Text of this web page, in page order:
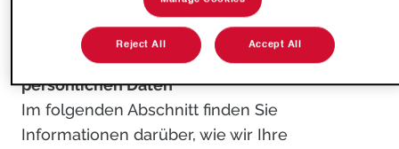
Datenschutzbeauftragten
1. Erhebung und Verwendung Ihrer
persönlichen Daten
Im folgenden Abschnitt finden Sie
Informationen darüber, wie wir Ihre
Reject All Accept All